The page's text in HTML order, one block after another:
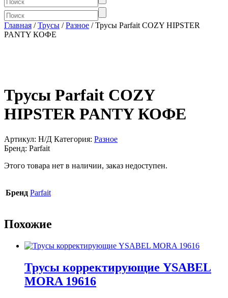
Главная /Трусы /Разное / Трусы Parfait COZY HIPSTER
PANTY КОФЕ
Трусы Parfait COZY
HIPSTER PANTY КОФЕ
Артикул: Н/Д Категория: Разное
Бренд: Parfait
Этого товара нет в наличии, заказ недоступен.
Бренд Parfait
Похожие
Трусы корректирующие YSABEL
MORA 19616